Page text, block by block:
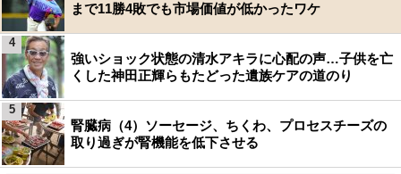
まで11勝4敗でも市場価値が低かったワケ
強いショック状態の清水アキラに心配の声…子供を亡
くした神田正輝らもたどった遺族ケアの道のり
4
腎臓病（4）ソーセージ、ちくわ、プロセスチーズの
取り過ぎが腎機能を低下させる
5